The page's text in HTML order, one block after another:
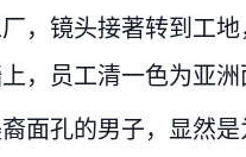
，镜头接著转到工
，员工清一色为亚洲
面孔的男子，显然